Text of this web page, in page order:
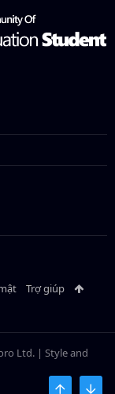
Trợ giúp
Ltd. | Style and